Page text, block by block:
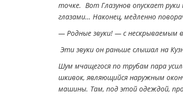
точке. Вот Глазунов опускает
глазами… Наконец, медленно
— Родные звуки! — с нескрываемым
Эти звуки он раньше слышал на
Шум мчащегося по трубам пара
шкивок, являющийся наружным
машины. Там, под этой одеждой,